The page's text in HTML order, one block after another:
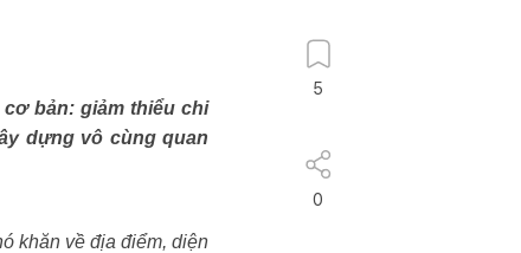
bản: giảm thiểu chi
dựng vô cùng quan
khăn về địa điểm, diện
5
0